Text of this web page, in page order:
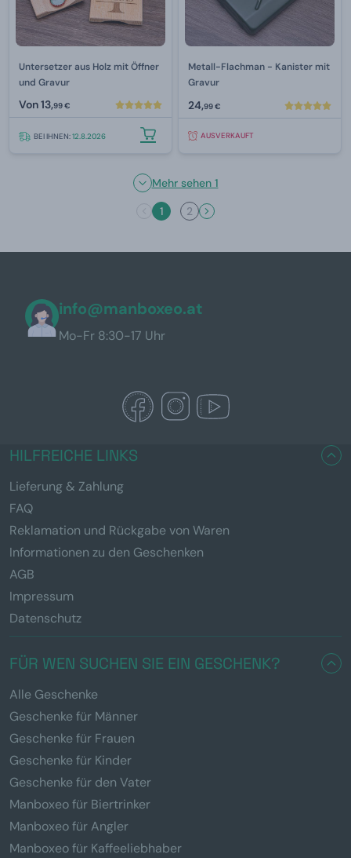
Untersetzer aus Holz mit Öffner
und Gravur
Von13,99 €
BEI IHNEN:12.8.2026
Metall-Flachman - Kanister mit
Gravur
24,99 €
AUSVERKAUFT
Mehr sehen 1
1
2
info@manboxeo.at
Mo-Fr 8:30-17 Uhr
HILFREICHE LINKS
Lieferung & Zahlung
FAQ
Reklamation und Rückgabe von Waren
Informationen zu den Geschenken
AGB
Impressum
Datenschutz
FÜR WEN SUCHEN SIE EIN GESCHENK?
Alle Geschenke
Geschenke für Männer
Geschenke für Frauen
Geschenke für Kinder
Geschenke für den Vater
Manboxeo für Biertrinker
Manboxeo für Angler
Manboxeo für Kaffeeliebhaber